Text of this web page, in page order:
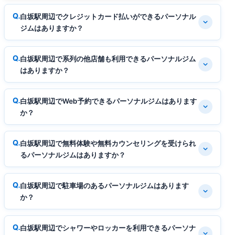
白坂駅周辺でクレジットカード払いができるパーソナル
ジムはありますか？
白坂駅周辺で系列の他店舗も利用できるパーソナルジム
はありますか？
白坂駅周辺でWeb予約できるパーソナルジムはあります
か？
白坂駅周辺で無料体験や無料カウンセリングを受けられ
るパーソナルジムはありますか？
白坂駅周辺で駐車場のあるパーソナルジムはあります
か？
白坂駅周辺でシャワーやロッカーを利用できるパーソナ